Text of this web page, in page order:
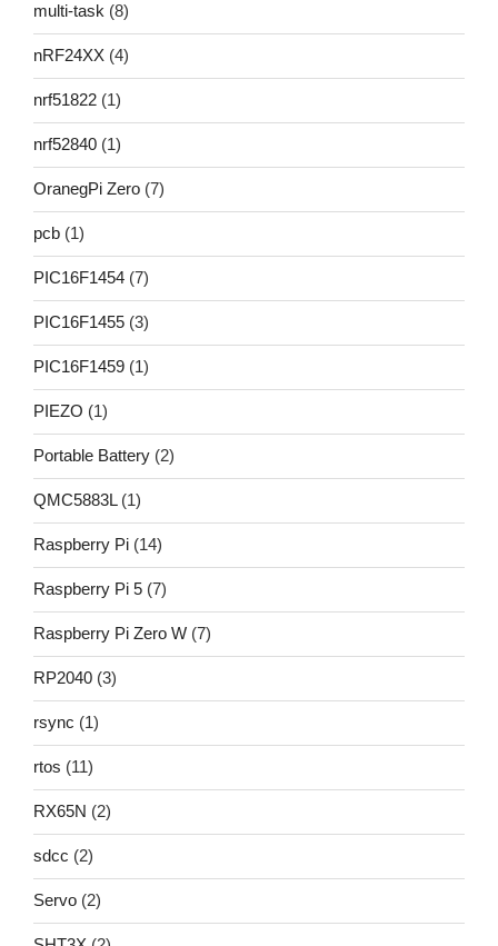
multi-task (8)
nRF24XX (4)
nrf51822 (1)
nrf52840 (1)
OranegPi Zero (7)
pcb (1)
PIC16F1454 (7)
PIC16F1455 (3)
PIC16F1459 (1)
PIEZO (1)
Portable Battery (2)
QMC5883L(1)
Raspberry Pi (14)
Raspberry Pi 5 (7)
Raspberry Pi Zero W (7)
RP2040 (3)
rsync (1)
rtos (11)
RX65N (2)
sdcc (2)
Servo (2)